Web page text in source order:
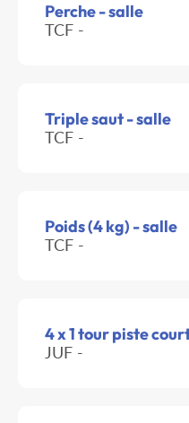
Perche - salle
TCF -
Triple saut - salle
TCF -
Poids (4 kg) - salle
TCF -
4 x 1 tour piste
JUF -